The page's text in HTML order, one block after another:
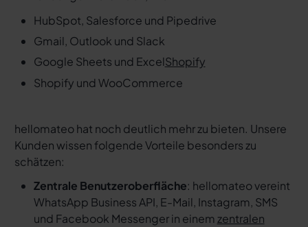
HubSpot, Salesforce und Pipedrive
Gmail, Outlook und Slack
Google Sheets und ExcelShopify
Shopify und WooCommerce
hellomateo hat noch deutlich mehr zu bieten. Unsere
Kunden wissen folgende Vorteile besonders zu
schätzen:
Zentrale Benutzeroberfläche: hellomateo vereint
WhatsApp Business API, E-Mail, Instagram, SMS
und Facebook Messenger in einem zentralen